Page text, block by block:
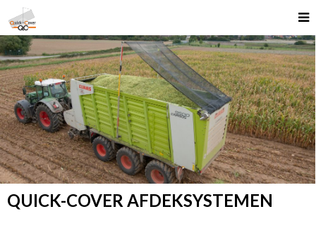
QUICK-COVER AFDEKSYSTEMEN
All
Category
CARRÉ
McConnel